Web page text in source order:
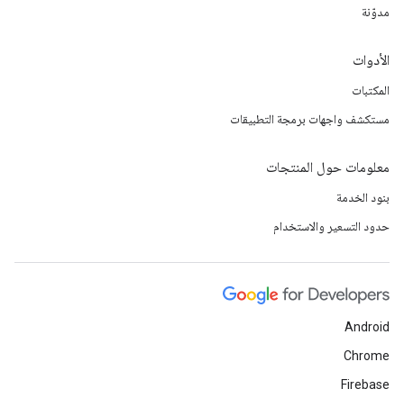
مدوّنة
الأدوات
المكتبات
مستكشف واجهات برمجة التطبيقات
معلومات حول المنتجات
بنود الخدمة
حدود التسعير والاستخدام
Android
Chrome
Firebase